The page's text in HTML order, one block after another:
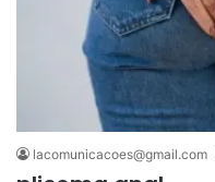
lacomunicacoes@gmail.com